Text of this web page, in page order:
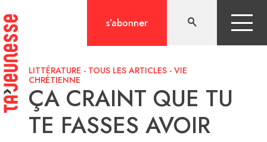
au
contenu
s’abonner
LITTÉRATURE - TOUS LES ARTICLES - VIE
CHRÉTIENNE
ÇA CRAINT QUE TU
TE FASSES AVOIR